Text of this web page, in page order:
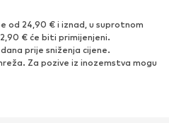
Popularno
od 24,90 € i iznad, u suprotnom
€ će biti primijenjeni.
prije sniženja cijene.
Za pozive iz inozemstva mogu